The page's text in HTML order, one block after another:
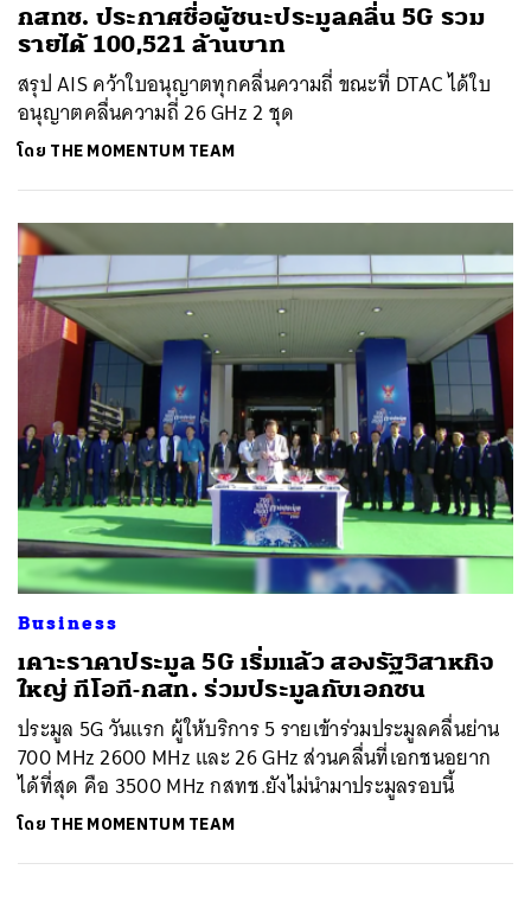
กสทช. ประกาศชื่อผู้ชนะประมูลคลื่น 5G รวม
รายได้ 100,521 ล้านบาท
สรุป AIS คว้าใบอนุญาตทุกคลื่นความถี่ ขณะที่ DTAC ได้ใบ
อนุญาตคลื่นความถี่ 26 GHz 2 ชุด
โดย THE MOMENTUM TEAM
Business
เคาะราคาประมูล 5G เริ่มแล้ว สองรัฐวิสาหกิจ
ใหญ่ ทีโอที-กสท. ร่วมประมูลกับเอกชน
ประมูล 5G วันแรก ผู้ให้บริการ 5 รายเข้าร่วมประมูลคลื่นย่าน
700 MHz 2600 MHz และ 26 GHz ส่วนคลื่นที่เอกชนอยาก
ได้ที่สุด คือ 3500 MHz กสทช.ยังไม่นำมาประมูลรอบนี้
โดย THE MOMENTUM TEAM
SHARE TWEET LINE EMAIL